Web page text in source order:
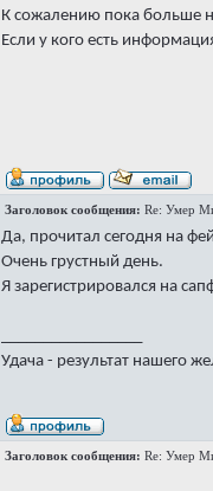
К сожалению пока больше
Если у кого есть
Заголовок сообщения: Re: Умер
Да, прочитал сегодня на
Очень грустный день.
Я зарегистрировался на
Удача - результат нашего
Заголовок сообщения: Re: Умер